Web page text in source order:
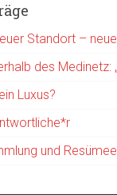
Standort –
des Medinetz:
Luxus?
und